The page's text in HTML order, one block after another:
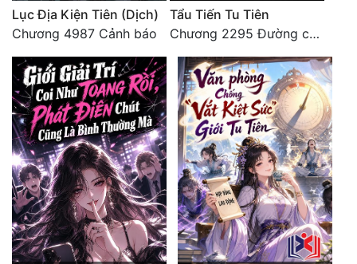
Lục Địa Kiện Tiên (Dịch)
Chương 4987 Cảnh báo
Tẩu Tiến Tu Tiên
Chương 2295 Đường còn rất dài đâu 【 đại kết cục 】